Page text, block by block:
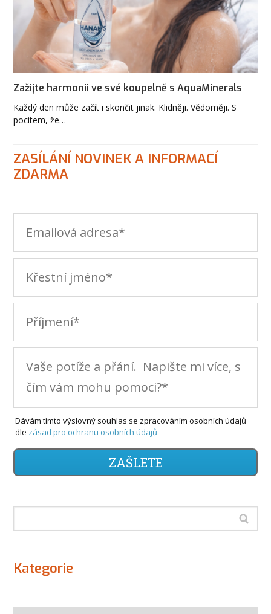
Zažijte harmonii ve své koupelně s AquaMinerals
Každý den může začít i skončit jinak. Klidněji. Vědoměji. S
pocitem, že…
ZASÍLÁNÍ NOVINEK A INFORMACÍ
ZDARMA
Dávám tímto výslovný souhlas se zpracováním osobních údajů
dle zásad pro ochranu osobních údajů
ZAŠLETE
Kategorie